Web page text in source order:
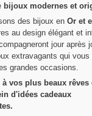
bijoux modernes et
des bijoux en Or et
au design élégant et
jour après
extravagants qui vous
grandes occasions.
à vos plus beaux rêves
d'idées cadeaux